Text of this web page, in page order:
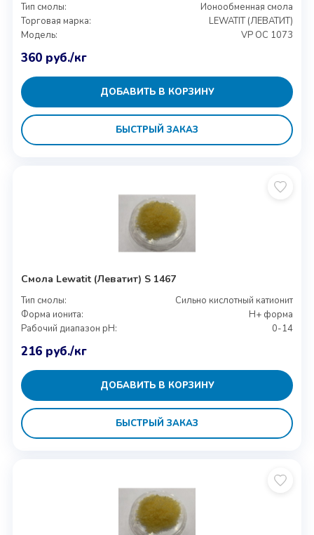
Тип смолы:
Ионообменная смола
Торговая марка:
LEWATIT (ЛЕВАТИТ)
Модель:
VP OC 1073
360 руб./кг
ДОБАВИТЬ В КОРЗИНУ
БЫСТРЫЙ ЗАКАЗ
Смола Lewatit (Леватит) S 1467
Тип смолы:
Сильно кислотный катионит
Форма ионита:
H+ форма
Рабочий диапазон pH:
0-14
216 руб./кг
ДОБАВИТЬ В КОРЗИНУ
БЫСТРЫЙ ЗАКАЗ